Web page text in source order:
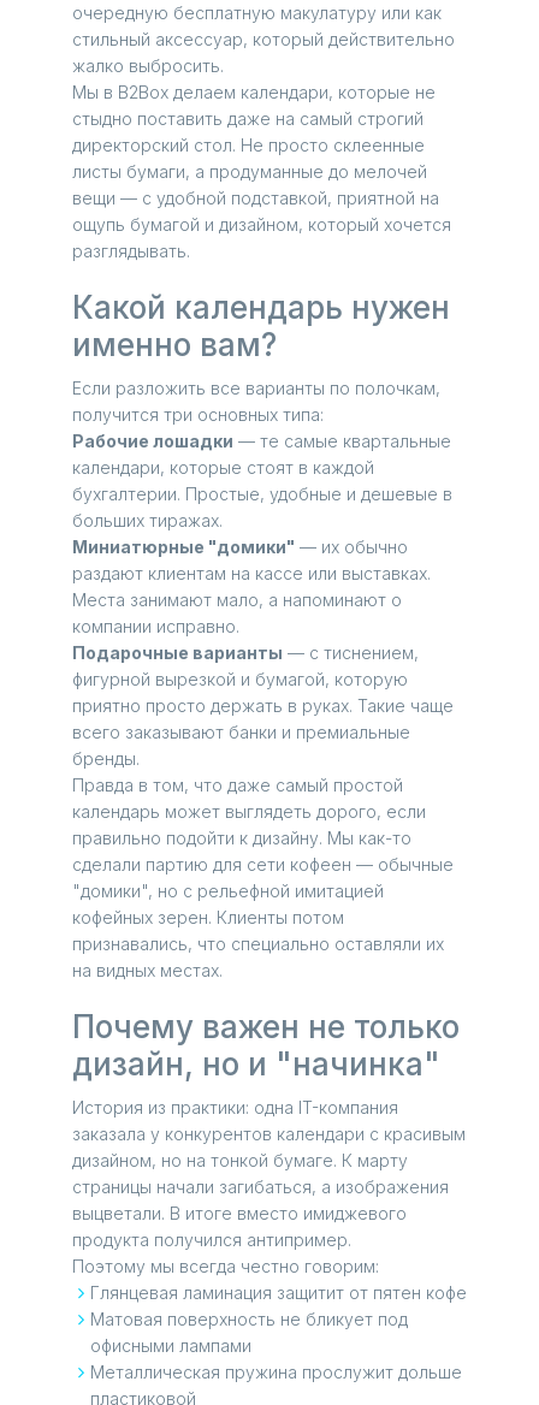
очередную бесплатную макулатуру или как
стильный аксессуар, который действительно
жалко выбросить.
Мы в B2Box делаем календари, которые не
стыдно поставить даже на самый строгий
директорский стол. Не просто склеенные
листы бумаги, а продуманные до мелочей
вещи — с удобной подставкой, приятной на
ощупь бумагой и дизайном, который хочется
разглядывать.
Какой календарь нужен
именно вам?
Если разложить все варианты по полочкам,
получится три основных типа:
Рабочие лошадки — те самые квартальные
календари, которые стоят в каждой
бухгалтерии. Простые, удобные и дешевые в
больших тиражах.
Миниатюрные "домики" — их обычно
раздают клиентам на кассе или выставках.
Места занимают мало, а напоминают о
компании исправно.
Подарочные варианты — с тиснением,
фигурной вырезкой и бумагой, которую
приятно просто держать в руках. Такие чаще
всего заказывают банки и премиальные
бренды.
Правда в том, что даже самый простой
календарь может выглядеть дорого, если
правильно подойти к дизайну. Мы как-то
сделали партию для сети кофеен — обычные
"домики", но с рельефной имитацией
кофейных зерен. Клиенты потом
признавались, что специально оставляли их
на видных местах.
Почему важен не только
дизайн, но и "начинка"
История из практики: одна IT-компания
заказала у конкурентов календари с красивым
дизайном, но на тонкой бумаге. К марту
страницы начали загибаться, а изображения
выцветали. В итоге вместо имиджевого
продукта получился антипример.
Поэтому мы всегда честно говорим:
Глянцевая ламинация защитит от пятен кофе
Матовая поверхность не бликует под
офисными лампами
Металлическая пружина прослужит дольше
пластиковой